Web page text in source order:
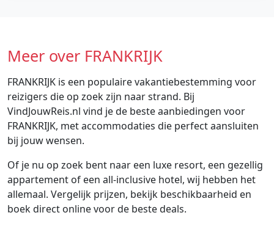
Meer over FRANKRIJK
FRANKRIJK is een populaire vakantiebestemming voor
reizigers die op zoek zijn naar strand. Bij
VindJouwReis.nl vind je de beste aanbiedingen voor
FRANKRIJK, met accommodaties die perfect aansluiten
bij jouw wensen.
Of je nu op zoek bent naar een luxe resort, een gezellig
appartement of een all-inclusive hotel, wij hebben het
allemaal. Vergelijk prijzen, bekijk beschikbaarheid en
boek direct online voor de beste deals.